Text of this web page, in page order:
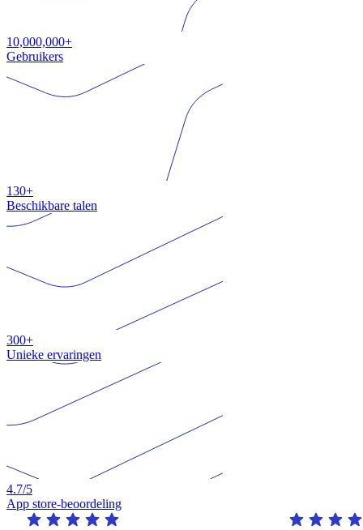
10,000,000+
Gebruikers
130+
Beschikbare talen
300+
Unieke ervaringen
4.7/5
App store-beoordeling